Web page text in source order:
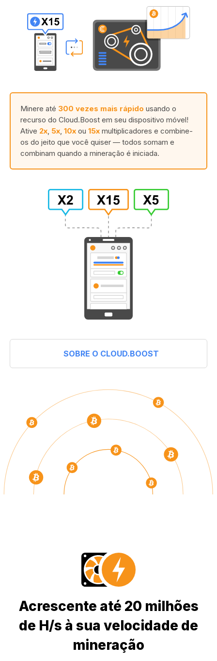
Minere até 300 vezes mais rápido usando o
recurso do Cloud.Boost em seu dispositivo móvel!
Ative 2x 5x 10x ou 15x multiplicadores e combine-
os do jeito que você quiser — todos somam e
combinam quando a mineração é iniciada.
SOBRE O CLOUD.BOOST
Acrescente até 20 milhões
de H/s à sua velocidade de
mineração